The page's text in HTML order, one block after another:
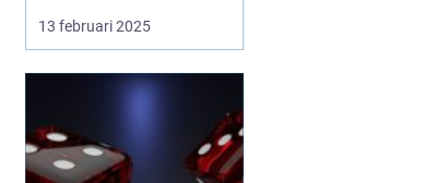
med sin unika
och tur. Från de
traditionella spelhålorna
i Las Vegas till dagens
moderna
13 februari 2025